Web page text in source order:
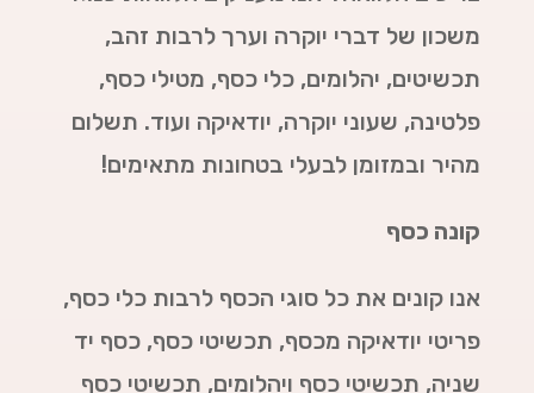
משכון של דברי יוקרה וערך לרבות זהב,
תכשיטים, יהלומים, כלי כסף, מטילי כסף,
פלטינה, שעוני יוקרה, יודאיקה ועוד. תשלום
מהיר ובמזומן לבעלי בטחונות מתאימים!
קונה כסף
אנו קונים את כל סוגי הכסף לרבות כלי כסף,
פריטי יודאיקה מכסף, תכשיטי כסף, כסף יד
שניה, תכשיטי כסף ויהלומים, תכשיטי כסף